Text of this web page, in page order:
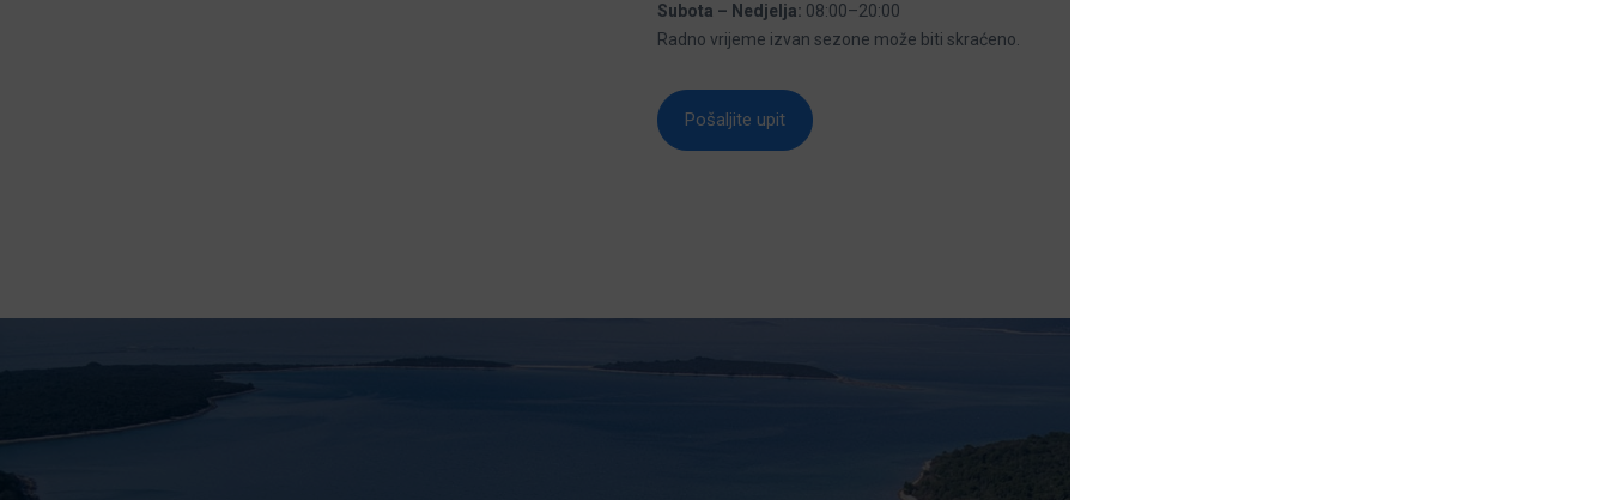
Subota – Nedjelja: 08:00–20:00
Radno vrijeme izvan sezone može biti skraćeno.
Pošaljite upit